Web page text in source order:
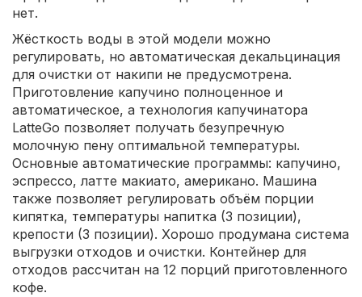
нет.
Жёсткость воды в этой модели можно
регулировать, но автоматическая декальцинация
для очистки от накипи не предусмотрена.
Приготовление капучино полноценное и
автоматическое, а технология капучинатора
LatteGo позволяет получать безупречную
молочную пену оптимальной температуры.
Основные автоматические программы: капучино,
эспрессо, латте макиато, американо. Машина
также позволяет регулировать объём порции
кипятка, температуры напитка (3 позиции),
крепости (3 позиции). Хорошо продумана система
выгрузки отходов и очистки. Контейнер для
отходов рассчитан на 12 порций приготовленного
кофе.